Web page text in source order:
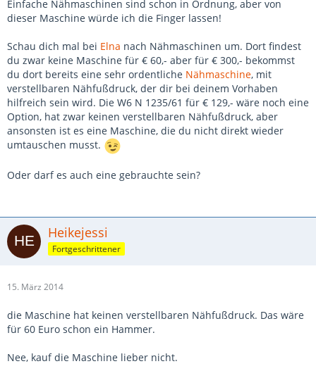
Einfache Nähmaschinen sind schon in Ordnung, aber von
dieser Maschine würde ich die Finger lassen!
Schau dich mal bei Elna nach Nähmaschinen um. Dort findest
du zwar keine Maschine für € 60,- aber für € 300,- bekommst
du dort bereits eine sehr ordentliche Nähmaschine, mit
verstellbaren Nähfußdruck, der dir bei deinem Vorhaben
hilfreich sein wird. Die W6 N 1235/61 für € 129,- wäre noch eine
Option, hat zwar keinen verstellbaren Nähfußdruck, aber
ansonsten ist es eine Maschine, die du nicht direkt wieder
umtauschen musst.
Oder darf es auch eine gebrauchte sein?
Heikejessi
Fortgeschrittener
15. März 2014
die Maschine hat keinen verstellbaren Nähfußdruck. Das wäre
für 60 Euro schon ein Hammer.
Nee, kauf die Maschine lieber nicht.